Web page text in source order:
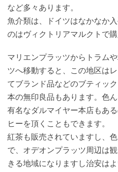
など多々あります。
魚介類は、ドイツはなかなか
のはヴィクトリアマルクトで
マリエンプラッツからトラム
ツへ移動すると、この地区は
てブランド品などのブティッ
本の無印良品もあります。色
有名なダルマイヤー本店もあ
ヒーを頂くこともできます。
紅茶も販売されていますし、
で、オデオンプラッツ周辺は
きる地域になりますし治安はよ